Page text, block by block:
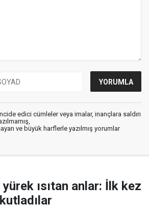
edici cümleler veya imalar, inançlara saldırı
ve büyük harflerle yazılmış yorumlar
yürek ısıtan anlar: İlk kez